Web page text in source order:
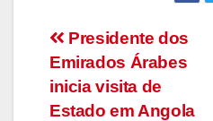
Navegação
de
Presidente dos
Emirados Árabes
inicia visita de
Estado em Angola